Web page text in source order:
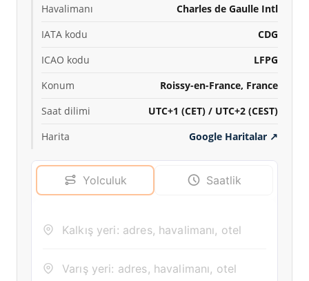
Havalimanı
Charles de Gaulle Intl
IATA kodu
CDG
ICAO kodu
LFPG
Konum
Roissy-en-France, France
Saat dilimi
UTC+1 (CET) / UTC+2 (CEST)
Harita
Google Haritalar ↗